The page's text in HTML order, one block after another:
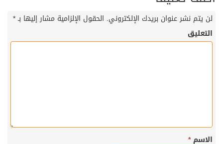
لن يتم نشر عنوان بريدك الإلكتروني. الحقول الإلزامية مشار إليها بـ*
التعليق
الاسم*